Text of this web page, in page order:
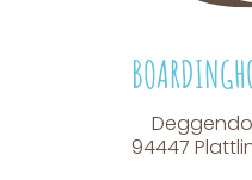
94447